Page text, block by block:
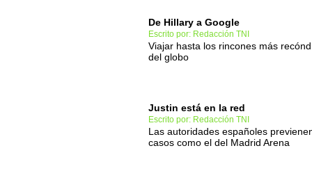
De Hillary a Google
Escrito por: Redacción TNI
Viajar hasta los rincones más
del globo
Justin está en la red
Escrito por: Redacción TNI
Las autoridades españoles
casos como el del Madrid Arena